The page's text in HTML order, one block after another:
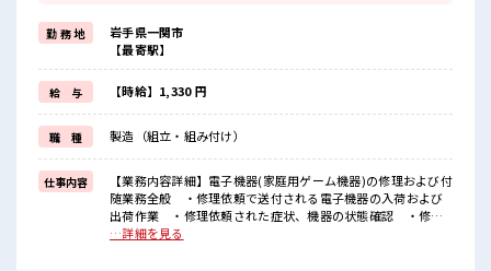
残業は月20時間以上あります♪
≪週休2日制≫
週末は家族や友人と一緒にプライベート満喫！
≪髪色自由で自分らしく働く≫
明るすぎたり奇抜でなければ基本的に自由！
(規定有)制服があると毎日の服選びに悩まずOK♪
≪様々なお仕事をご提案≫
一人で悩まず気軽に相談できる、
派遣のお仕事です！
■職場の雰囲気
髪型・髪色自由♪
派手過ぎなければOKだから、
勤 務 地
岩手県一関市
【最寄駅】
給 与 【時給】1,330 円
職 種 製造（組立・組み付け）
仕事内容
【業務内容詳細】電子機器(家庭用ゲーム機器)の修理および付
随業務全般 ・修理依頼で送付される電子機器の入荷および
出荷作業 ・修理依頼された症状、機器の状態確認 ・修理
および修理完了後の作動状態の検査 ・電子機器の梱包作業
…詳細を見る